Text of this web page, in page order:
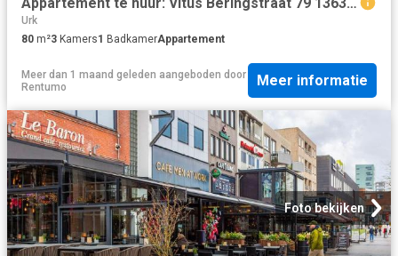
Urk
80 m²3 Kamers1 BadkamerAppartement
Meer dan 1 maand geleden aangeboden door
Rentumo
Meer informatie
Foto bekijken